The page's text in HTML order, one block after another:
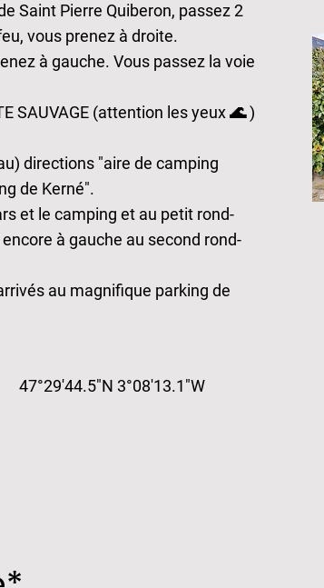
Saint Pierre Quiberon, passez 2
vous prenez à droite.
à gauche. Vous passez la voie
SAUVAGE (attention les yeux 🌊 )
directions "aire de camping
de Kerné".
et le camping et au petit rond-
à gauche au second rond-
au magnifique parking de
3°08'13.1"W